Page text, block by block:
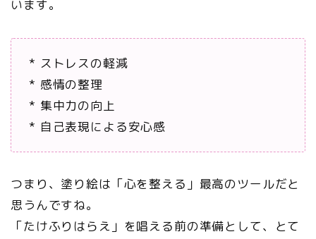
います。
* ストレスの軽減
* 感情の整理
* 集中力の向上
* 自己表現による安心感
つまり、塗り絵は「心を整える」最高のツールだと
思うんですね。
「たけふりはらえ」を唱える前の準備として、とて